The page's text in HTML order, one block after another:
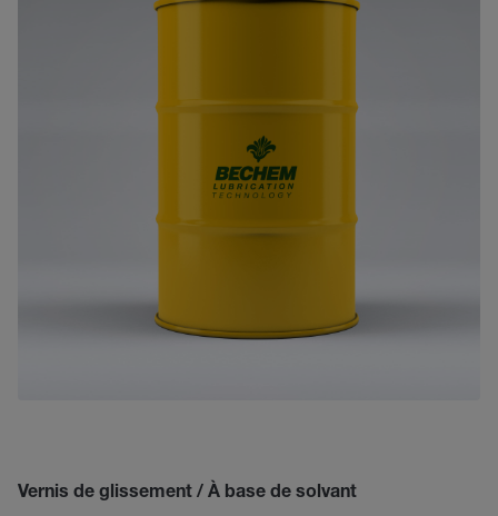
Vernis de glissement / À base de solvant